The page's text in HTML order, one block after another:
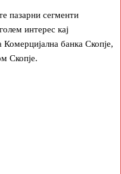
пазарни сегменти
интерес кај
банка Скопје,
Скопје.